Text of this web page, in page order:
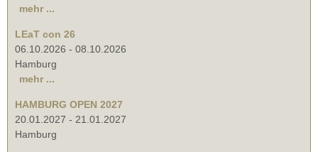
mehr ...
LEaT con 26
06.10.2026 - 08.10.2026
Hamburg
mehr ...
HAMBURG OPEN 2027
20.01.2027 - 21.01.2027
Hamburg